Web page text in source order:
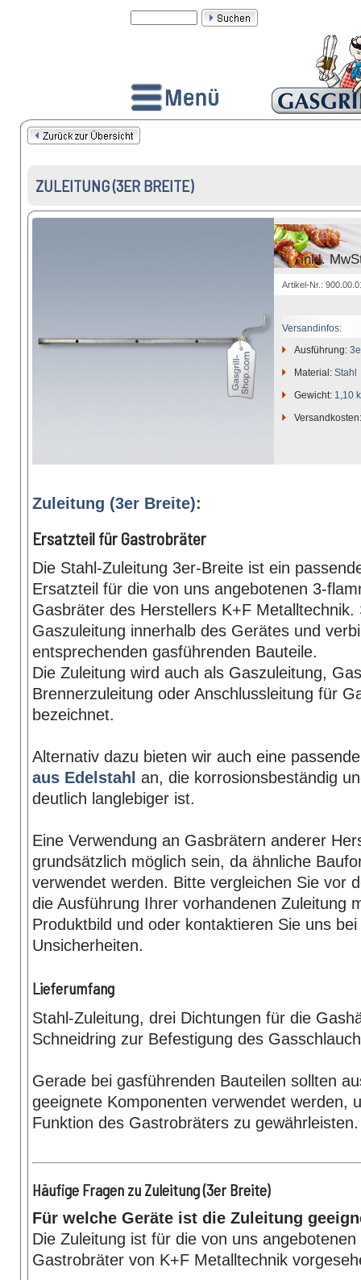
ZULEITUNG (3ER BREITE)
inkl.
Artikel-Nr.:
Versandinfos:
Ausführung:
Material: Stahl
Gewicht: 1,10
Zuleitung (3er Breite):
Ersatzteil für Gastrobräter
Die Stahl-Zuleitung 3er-Breite ist ein
Ersatzteil für die von uns angebotenen 3-
Gasbräter des Herstellers K+F Metalltechnik.
Gaszuleitung innerhalb des Gerätes und
entsprechenden gasführenden Bauteile.
Die Zuleitung wird auch als Gaszuleitung,
Brennerzuleitung oder Anschlussleitung für
bezeichnet.
Alternativ dazu bieten wir auch eine
aus Edelstahl an, die korrosionsbeständig
deutlich langlebiger ist.
Eine Verwendung an Gasbrätern anderer
grundsätzlich möglich sein, da ähnliche
verwendet werden. Bitte vergleichen Sie vor
die Ausführung Ihrer vorhandenen Zuleitung
Produktbild und oder kontaktieren Sie uns bei
Unsicherheiten.
Lieferumfang
Stahl-Zuleitung, drei Dichtungen für die
Schneidring zur Befestigung des
Gerade bei gasführenden Bauteilen sollten
geeignete Komponenten verwendet werden,
Funktion des Gastrobräters zu gewährleisten.
Häufige Fragen zu Zuleitung (3er Breite)
Für welche Geräte ist die Zuleitung
Die Zuleitung ist für die von uns
Gastrobräter von K+F Metalltechnik